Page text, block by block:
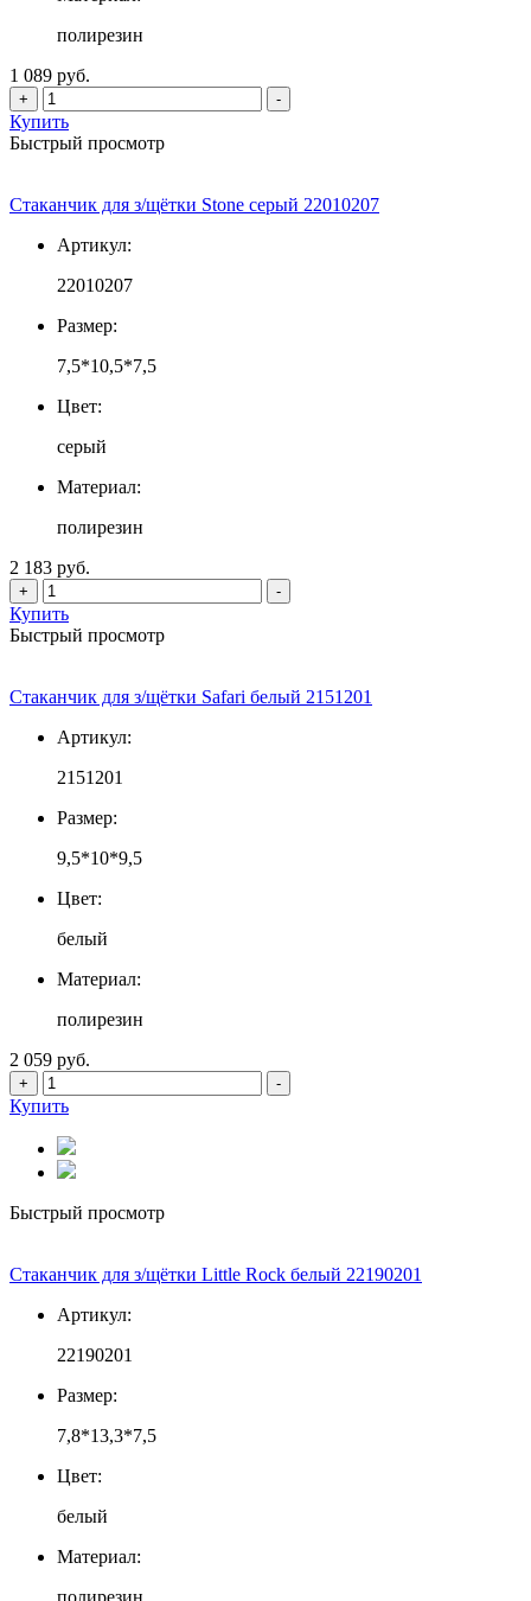
полирезин
1 089 руб.
+ -
Купить
Быстрый просмотр
Стаканчик для з/щётки Stone серый 22010207
Артикул:
22010207
Размер:
7,5*10,5*7,5
Цвет:
серый
Материал:
полирезин
2 183 руб.
+ -
Купить
Быстрый просмотр
Стаканчик для з/щётки Safari белый 2151201
Артикул:
2151201
Размер:
9,5*10*9,5
Цвет:
белый
Материал:
полирезин
2 059 руб.
+ -
Купить
Быстрый просмотр
Стаканчик для з/щётки Little Rock белый 22190201
Артикул:
22190201
Размер:
7,8*13,3*7,5
Цвет:
белый
Материал: